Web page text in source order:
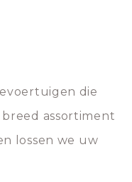
die
assortiment
lossen we uw